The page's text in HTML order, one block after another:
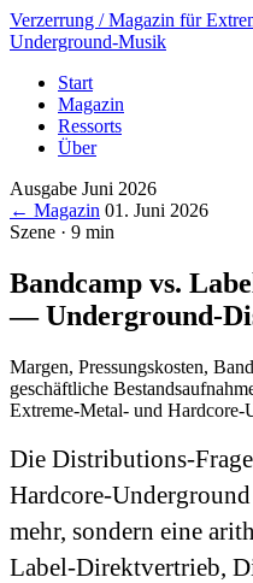
Verzerrung / Magazin für
Underground-Musik
Start
Magazin
Ressorts
Über
Ausgabe Juni 2026
← Magazin 01. Juni 2026
Szene · 9 min
Bandcamp vs.
— Underground-
Margen, Pressungskosten,
geschäftliche
Extreme-Metal- und Hardcore-
Die Distributions-
Hardcore-
mehr, sondern eine
Label-Direktvertrieb,